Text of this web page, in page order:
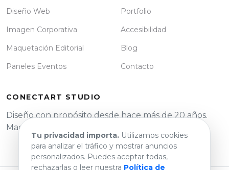
Diseño Web
Imagen Corporativa
Maquetación Editorial
Paneles Eventos
Portfolio
Accesibilidad
Blog
Contacto
CONECTART STUDIO
Diseño con propósito desde hace más de 20 años.
Madrid, España.
Tu privacidad importa. Utilizamos cookies
para analizar el tráfico y mostrar anuncios
personalizados. Puedes aceptar todas,
rechazarlas o leer nuestra Política de